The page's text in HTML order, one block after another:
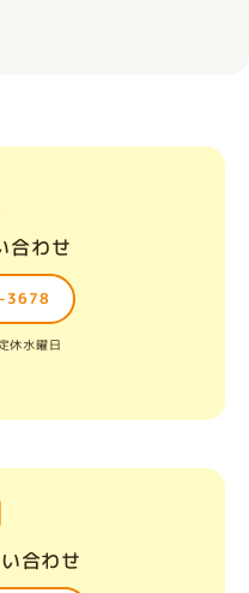
合わせ
3678
水曜日
合わせ